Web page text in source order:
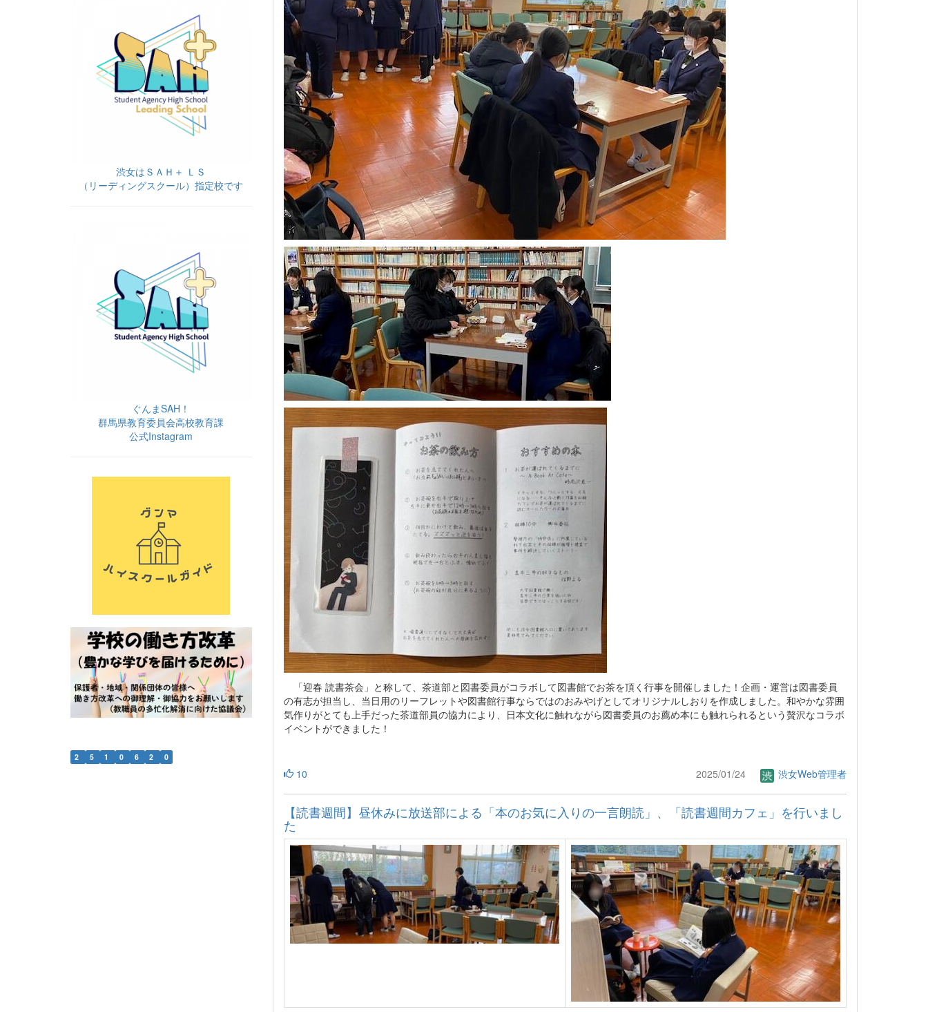
「迎春 読書茶会」と称して、茶道部と図書委員がコラボして図書館でお茶を頂く行事を開催しました！企画・運営は図書委員
の有志が担当し、当日用のリーフレットや図書館行事ならではのおみやげとしてオリジナルしおりを作成しました。和やかな雰囲
気作りがとても上手だった茶道部員の協力により、日本文化に触れながら図書委員のお薦め本にも触れられるという贅沢なコラボ
イベントができました！
10 2025/01/24 渋女Web管理者
【読書週間】昼休みに放送部による「本のお気に入りの一言朗読」、「読書週間カフェ」を行いまし
た
渋女はＳＡＨ＋ ＬＳ
（リーディングスクール）指定校です
ぐんまSAH！
群馬県教育委員会高校教育課
公式Instagram
2 5 1 0 6 2 0